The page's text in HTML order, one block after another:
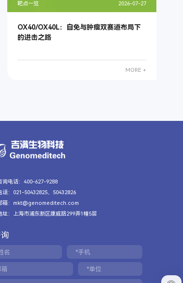
靶点一览 2026-07-27
OX40/OX40L：自免与肿瘤双赛道布局下
的进击之路
MORE +
询电话：400-627-9288
话：021-50432825、50432826
箱：mkt@genomeditech.com
址：上海市浦东新区康威路299弄1幢5层